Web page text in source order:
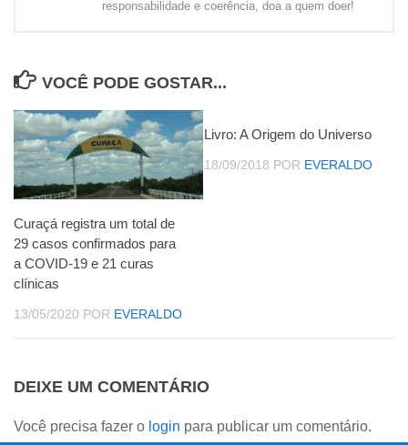
responsabilidade e coerência, doa a quem doer!
VOCÊ PODE GOSTAR...
Curaçá registra um total de
29 casos confirmados para
a COVID-19 e 21 curas
clínicas
13/05/2020 POR EVERALDO
Livro: A Origem do Universo
18/09/2018 POR EVERALDO
DEIXE UM COMENTÁRIO
Você precisa fazer o login para publicar um comentário.